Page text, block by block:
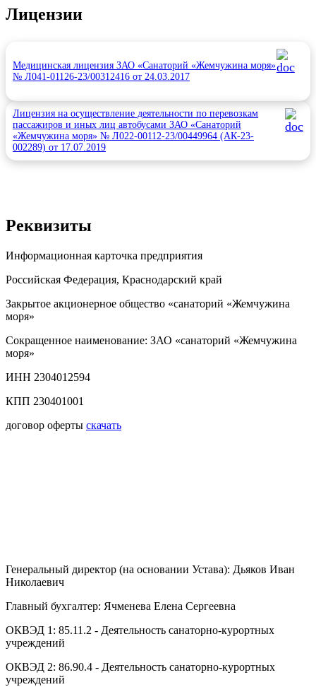
Лицензии
Медицинская лицензия ЗАО «Санаторий «Жемчужина моря»
№ Л041-01126-23/00312416 от 24.03.2017
Лицензия на осуществление деятельности по перевозкам
пассажиров и иных лиц автобусами ЗАО «Санаторий
«Жемчужина моря» № Л022-00112-23/00449964 (АК-23-
002289) от 17.07.2019
Реквизиты
Информационная карточка предприятия
Российская Федерация, Краснодарский край
Закрытое акционерное общество «санаторий «Жемчужина
моря»
Сокращенное наименование: ЗАО «санаторий «Жемчужина
моря»
ИНН 2304012594
КПП 230401001
договор оферты скачать
Генеральный директор (на основании Устава): Дьяков Иван
Николаевич
Главный бухгалтер: Ячменева Елена Сергеевна
ОКВЭД 1: 85.11.2 - Деятельность санаторно-курортных
учреждений
ОКВЭД 2: 86.90.4 - Деятельность санаторно-курортных
учреждений